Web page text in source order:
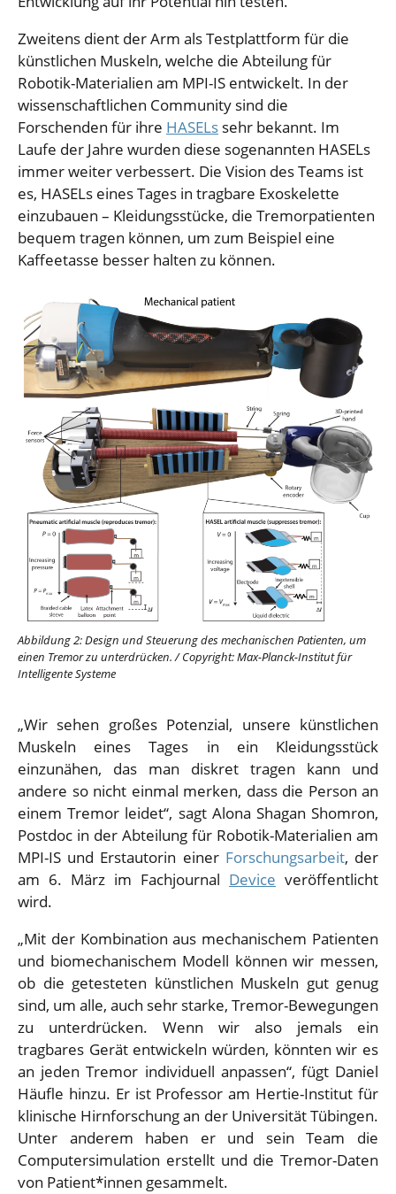
Zweitens dient der Arm als Testplattform für die
künstlichen Muskeln, welche die Abteilung für
Robotik-Materialien am MPI-IS entwickelt. In der
wissenschaftlichen Community sind die
Forschenden für ihre HASELs sehr bekannt. Im
Laufe der Jahre wurden diese sogenannten HASELs
immer weiter verbessert. Die Vision des Teams ist
es, HASELs eines Tages in tragbare Exoskelette
einzubauen – Kleidungsstücke, die Tremorpatienten
bequem tragen können, um zum Beispiel eine
Kaffeetasse besser halten zu können.
Abbildung 2: Design und Steuerung des mechanischen Patienten, um
einen Tremor zu unterdrücken./Copyright: Max-Planck-Institut für
Intelligente Systeme
„Wir sehen großes Potenzial, unsere künstlichen
Muskeln eines Tages in ein Kleidungsstück
einzunähen, das man diskret tragen kann und
andere so nicht einmal merken, dass die Person an
einem Tremor leidet“, sagt Alona Shagan Shomron,
Postdoc in der Abteilung für Robotik-Materialien am
MPI-IS und Erstautorin einer Forschungsarbeit, der
am 6. März im Fachjournal Device veröffentlicht
wird.
„Mit der Kombination aus mechanischem Patienten
und biomechanischem Modell können wir messen,
ob die getesteten künstlichen Muskeln gut genug
sind, um alle, auch sehr starke, Tremor-Bewegungen
zu unterdrücken. Wenn wir also jemals ein
tragbares Gerät entwickeln würden, könnten wir es
an jeden Tremor individuell anpassen“, fügt Daniel
Häufle hinzu. Er ist Professor am Hertie-Institut für
klinische Hirnforschung an der Universität Tübingen.
Unter anderem haben er und sein Team die
Computersimulation erstellt und die Tremor-Daten
von Patient*innen gesammelt.